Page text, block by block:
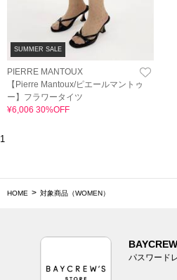
SUMMER SALE
PIERRE MANTOUX
【Pierre Mantoux/ピエールマントゥ
ー】フラワータイツ
¥6,006 30%OFF
1
HOME 対象商品（WOMEN）
パスワード